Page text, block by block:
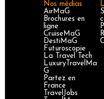
Nos médias
AirMaG
Brochures en
ligne
CruiseMaG
DestiMaG
Futuroscopie
La Travel Tech
LuxuryTravelMa
G
Partez en
France
TravelJobs